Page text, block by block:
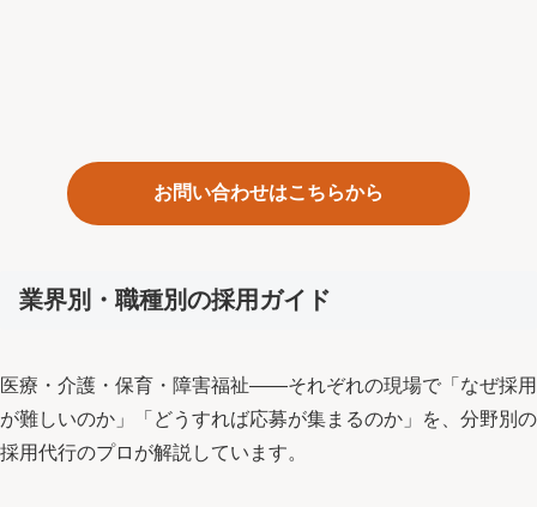
お問い合わせはこちらから
業界別・職種別の採用ガイド
医療・介護・保育・障害福祉——それぞれの現場で「なぜ採用
が難しいのか」「どうすれば応募が集まるのか」を、分野別の
採用代行のプロが解説しています。